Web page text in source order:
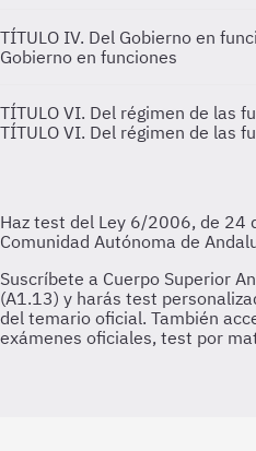
TÍTULO IV. Del Gobierno en
Gobierno en funciones
TÍTULO VI. Del régimen de las
TÍTULO VI. Del régimen de las